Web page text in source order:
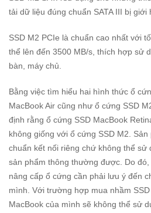
tải dữ liệu đúng chuẩn SATA III bị giới
SSD M2 PCIe là chuẩn cao nhất với
thể lên đến 3500 MB/s, thích hợp sử
bàn, máy chủ.
Bằng việc tìm hiểu hai hình thức ổ
MacBook Air cũng như ổ cứng SSD
định rằng ổ cứng SSD MacBook
không giống với ổ cứng SSD M2.
chuẩn kết nối riêng chứ không thể sử
sản phẩm thông thường được. Do
nâng cấp ổ cứng cần phải lưu ý đến
mình. Với trường hợp mua nhầm
MacBook của mình sẽ không thể sử